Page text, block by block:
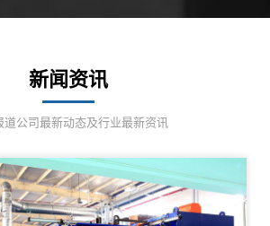
新闻资讯
道公司最新动态及行业最新资讯